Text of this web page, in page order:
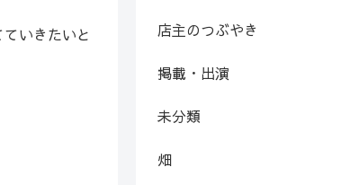
いきたいと
店主のつぶやき
掲載・出演
未分類
畑